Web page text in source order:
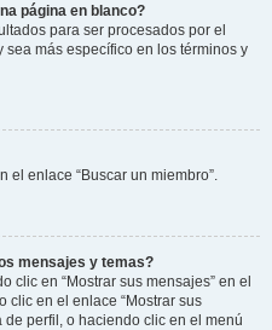
página en blanco?
para ser procesados por el
sea más específico en los términos y
el enlace “Buscar un miembro”.
mensajes y temas?
clic en “Mostrar sus mensajes” en el
clic en el enlace “Mostrar sus
perfil, o haciendo clic en el menú